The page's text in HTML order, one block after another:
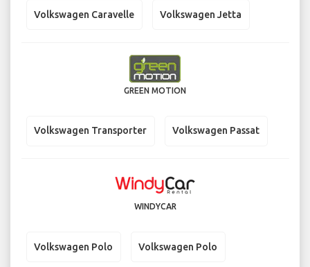
Volkswagen Caravelle Volkswagen Jetta
GREEN MOTION
Volkswagen Transporter Volkswagen Passat
WINDYCAR
Volkswagen Polo Volkswagen Polo